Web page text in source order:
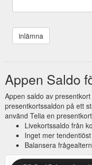
Appen Saldo
Appen saldo av
presentkortssaldon på ett
använd Telia en
Livekortssaldo från
Inget mer
Balansera